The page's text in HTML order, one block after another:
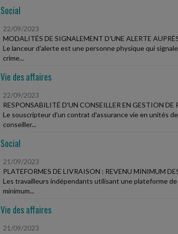
Social
22/09/2023
MODALITÉS DE SIGNALEMENT D'UNE ALERTE
Le lanceur d'alerte est une personne physique qui
crime...
Vie des affaires
22/09/2023
RESPONSABILITÉ D'UN CONSEILLER EN GESTION
Le souscripteur d'un contrat d'assurance vie en unités
conseiller...
Social
21/09/2023
PLATEFORMES DE LIVRAISON : REVENU MINIMUM
Les travailleurs indépendants utilisant une plateforme
minimum...
Vie des affaires
21/09/2023